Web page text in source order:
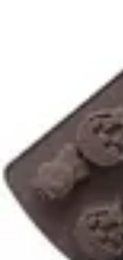
Chocolats de Pâques